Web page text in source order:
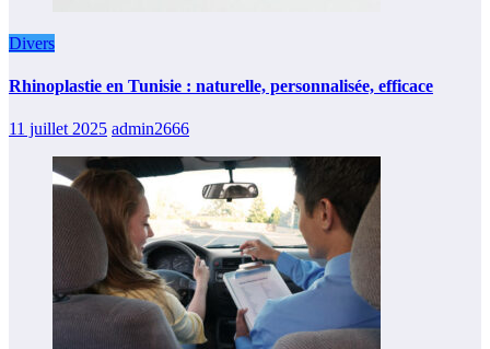
Divers
Rhinoplastie en Tunisie : naturelle, personnalisée, efficace
11 juillet 2025 admin2666